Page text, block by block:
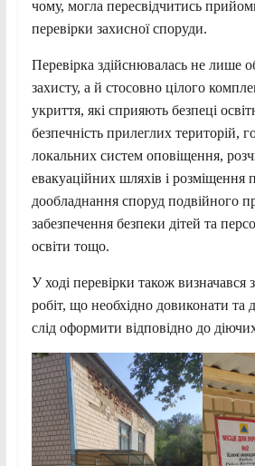
чому, могла пересвідчитись
перевірки захисної споруди.
Перевірка здійснювалась не лише
захисту, а й стосовно цілого
укриття, які сприяють безпеці
безпечність прилеглих територій,
локальних систем оповіщення,
евакуаційних шляхів і розміщення
дообладнання споруд подвійного
забезпечення безпеки дітей та
освіти тощо.
У ході перевірки також визначався
робіт, що необхідно довиконати та
слід оформити відповідно до